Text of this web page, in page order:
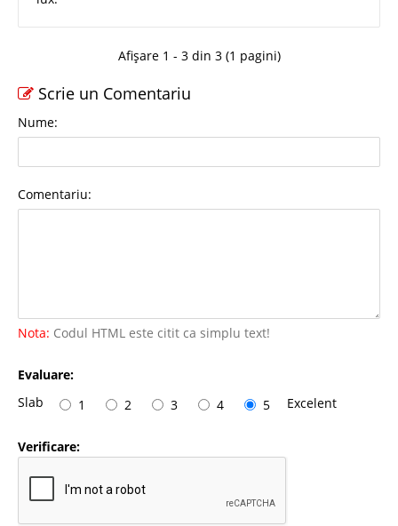
Afișare 1 - 3 din 3 (1 pagini)
Scrie un Comentariu
Nume:
Comentariu:
Nota: Codul HTML este citit ca simplu text!
Evaluare:
Slab
1 2 3 4 5 Excelent
Verificare: